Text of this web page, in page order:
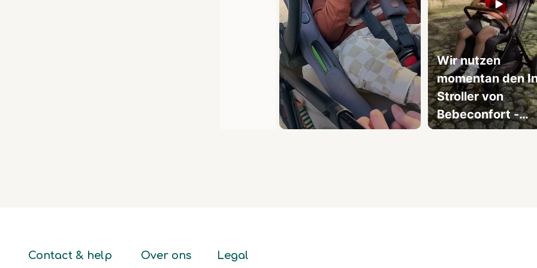
Wir nutzen
momentan den
Stroller von
Bebeconfort -
praktisch ab der
Contact & help Over ons Legal